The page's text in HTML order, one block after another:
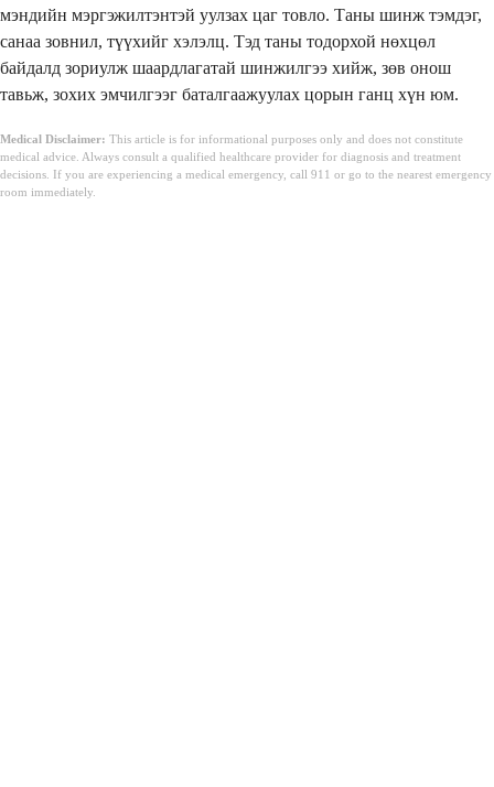
мэндийн мэргэжилтэнтэй уулзах цаг товло. Таны шинж тэмдэг,
санаа зовнил, түүхийг хэлэлц. Тэд таны тодорхой нөхцөл
байдалд зориулж шаардлагатай шинжилгээ хийж, зөв онош
тавьж, зохих эмчилгээг баталгаажуулах цорын ганц хүн юм.
Medical Disclaimer: This article is for informational purposes only and does not constitute
medical advice. Always consult a qualified healthcare provider for diagnosis and treatment
decisions. If you are experiencing a medical emergency, call 911 or go to the nearest emergency
room immediately.